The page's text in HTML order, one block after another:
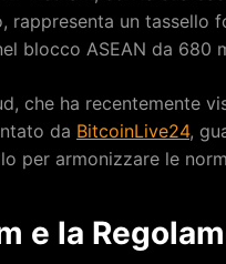
rappresenta un tassello
blocco ASEAN da 680
che ha recentemente
da BitcoinLive24,
per armonizzare le
e la